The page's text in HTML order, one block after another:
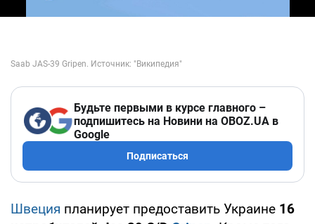
Будьте первыми в курсе главного –
подпишитесь на Новини на OBOZ.UA в
Google
Подписаться
Швеция планирует предоставить Украине 16